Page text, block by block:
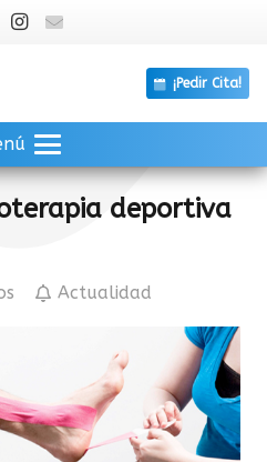
¡Pedir Cita!
deportiva
Actualidad